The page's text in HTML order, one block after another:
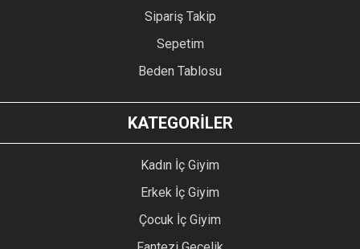
Sipariş Takip
Sepetim
Beden Tablosu
KATEGORİLER
Kadın İç Giyim
Erkek İç Giyim
Çocuk İç Giyim